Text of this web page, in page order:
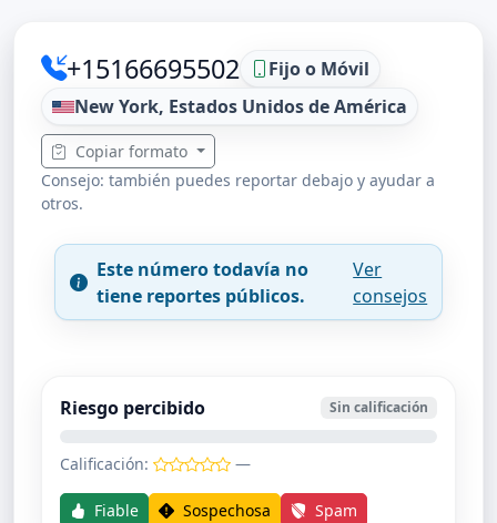
+15166695502
Fijo o Móvil
New York, Estados Unidos de América
Copiar formato
Consejo: también puedes reportar debajo y ayudar a
otros.
Este número todavía no
tiene reportes públicos.
Ver
consejos
Riesgo percibido Sin calificación
Calificación: —
Fiable Sospechosa Spam